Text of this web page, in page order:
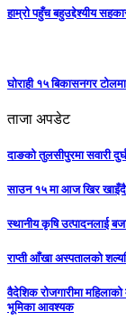
हाम्रो पहुँच बहुउद्देश्यीय
घोराही १५ बिकासनगर
ताजा अपडेट
दाङको तुलसीपुरमा सवारी
साउन १५ मा आज खिर खाइँदै
स्थानीय कृषि उत्पादनलाई
राप्ती आँखा अस्पतालको
वैदेशिक रोजगारीमा
भूमिका आवश्यक